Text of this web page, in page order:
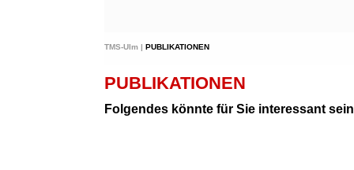
TMS-Ulm | PUBLIKATIONEN
PUBLIKATIONEN
Folgendes könnte für Sie interessant